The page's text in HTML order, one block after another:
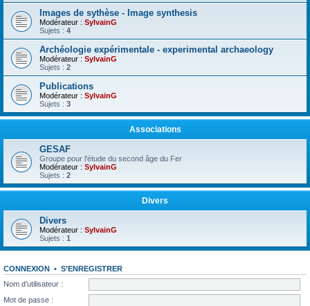
Images de sythèse - Image synthesis
Modérateur : SylvainG
Sujets : 4
Archéologie expérimentale - experimental archaeology
Modérateur : SylvainG
Sujets : 2
Publications
Modérateur : SylvainG
Sujets : 3
Associations
GESAF
Groupe pour l'étude du second âge du Fer
Modérateur : SylvainG
Sujets : 2
Divers
Divers
Modérateur : SylvainG
Sujets : 1
CONNEXION • S’ENREGISTRER
Nom d’utilisateur :
Mot de passe :